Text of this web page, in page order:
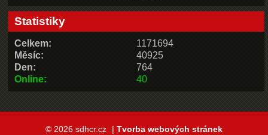
Statistiky
Online: 40
Celkem:
1171694
Měsíc:
40925
Den:
764
© 2026 sdhcr.cz | Tvorba webových stránek